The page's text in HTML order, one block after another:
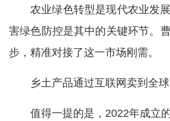
农业绿色转型是现代农业发
害绿色防控是其中的关键环节。
步，精准对接了这一市场刚需。
乡土产品通过互联网卖到全球
值得一提的是，2022年成立